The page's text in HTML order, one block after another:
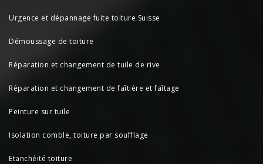
Urgence et dépannage fuite toiture Suisse
Démoussage de toiture
Réparation et changement de tuile de rive
Réparation et changement de faîtière et faîtage
Peinture sur tuile
Isolation comble, toiture par soufflage
Etanchéité toiture